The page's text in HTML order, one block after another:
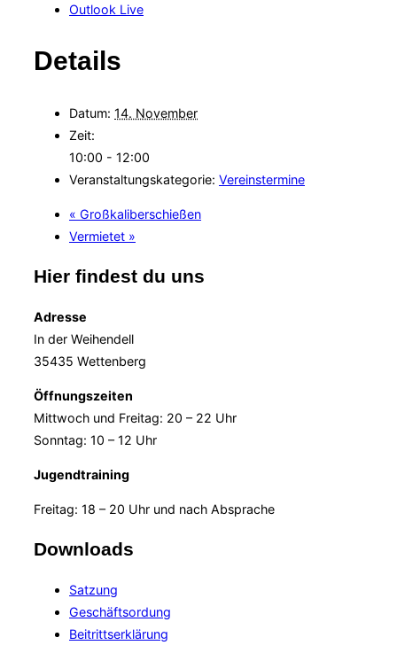
Outlook Live
Details
Datum: 14. November
Zeit:
10:00 - 12:00
Veranstaltungskategorie: Vereinstermine
« Großkaliberschießen
Vermietet »
Hier findest du uns
Adresse
In der Weihendell
35435 Wettenberg
Öffnungszeiten
Mittwoch und Freitag: 20 – 22 Uhr
Sonntag: 10 – 12 Uhr
Jugendtraining
Freitag: 18 – 20 Uhr und nach Absprache
Downloads
Satzung
Geschäftsordung
Beitrittserklärung